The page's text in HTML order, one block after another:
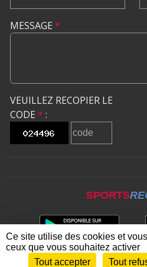
MESSAGE *
VEUILLEZ RECOPIER LE
CODE * :
SPORTS
Envie de participer ?
Ce site utilise des cookies et
ceux que vous souhaitez activer
Tout accepter
Tout